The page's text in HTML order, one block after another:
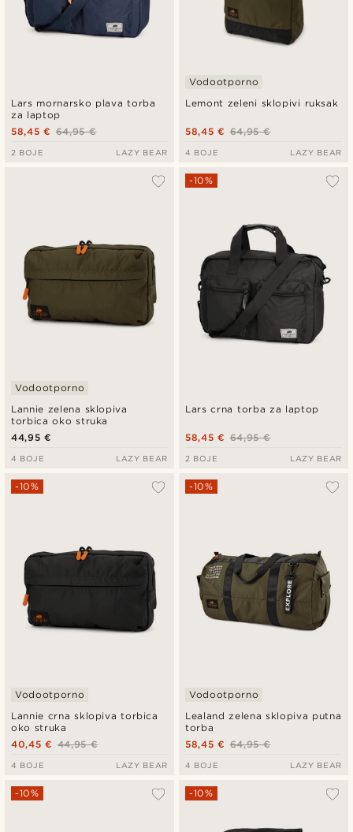
Lars mornarsko plava torba
za laptop
64,95 €
58,45 €
2 BOJE LAZY BEAR
Lemont zeleni sklopivi ruksak
Vodootporno
64,95 €
58,45 €
4 BOJE LAZY BEAR
Lannie zelena sklopiva
torbica oko struka
Vodootporno
44,95 €
4 BOJE LAZY BEAR
Lars crna torba za laptop
-10%
64,95 €
58,45 €
2 BOJE LAZY BEAR
Lannie crna sklopiva torbica
oko struka
-10%
Vodootporno
44,95 €
40,45 €
4 BOJE LAZY BEAR
Lealand zelena sklopiva putna
torba
-10%
Vodootporno
64,95 €
58,45 €
4 BOJE LAZY BEAR
-10% -10%